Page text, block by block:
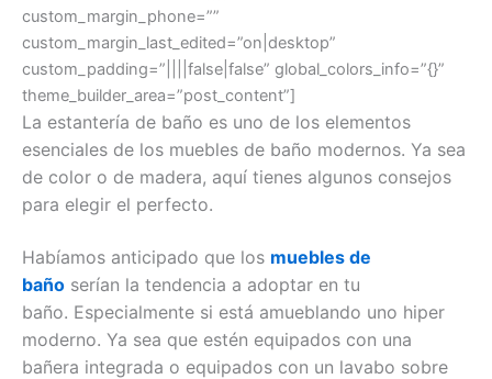
€355 €347.02
custom_margin_phone=””
custom_margin_last_edited=”on|desktop”
custom_padding=”||||false|false” global_colors_info=”{}”
theme_builder_area=”post_content”]
La estantería de baño es uno de los elementos
esenciales de los muebles de baño modernos. Ya sea
de color o de madera, aquí tienes algunos consejos
para elegir el perfecto.
Habíamos anticipado que los muebles de
baño serían la tendencia a adoptar en tu
baño. Especialmente si está amueblando uno hiper
moderno. Ya sea que estén equipados con una
bañera integrada o equipados con un lavabo sobre